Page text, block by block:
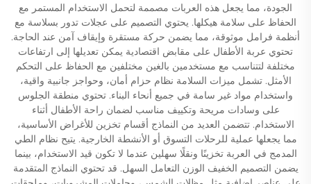
الجودة، مما يجعل هذه العربات مصممة لتحمل الاستخدام المستمر مع
الحفاظ على سلامة هيكلها. يحتوي التصميم على عجلات تدور بسلاسة مع
أنظمة فرامل موثوقة، مما يضمن حركة مستقرة وإيقاف آمن عند الحاجة.
تحتوي عربة الأطفال على مقابض اقتصادية يمكن تعديلها إلى ارتفاعات
مختلفة لتتناسب مع مستخدمين بالغين مختلفين مع الحفاظ على التحكم
الأمثل. تشمل ميزات السلامة نظام حزام أمان، وحواجز جانبية واقية،
واستخدام مواد غير سامة في جميع أنحاء البناء. تحتوي منطقة الجلوس
على وسادات مريحة وتكييف مناسب لضمان راحة الأطفال أثناء
الاستخدام. تتضمن العديد من النماذج أقسام تخزين للأغراض الأساسية،
مما يجعلها عملية للرحلات التسوق أو الأنشطة الخارجية. يتيح نظام الطي
المدمج في العربة تخزينًا ونقلًا سهلين عندما لا تكون قيد الاستخدام، بينما
يضمن التصميم الخفيف الوزن التعامل السهل. قد تحتوي النماذج المتقدمة